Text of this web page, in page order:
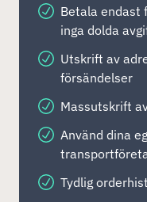
Betala endast
inga dolda
Utskrift av
försändelser
Massutskrift
Använd dina
Tydlig